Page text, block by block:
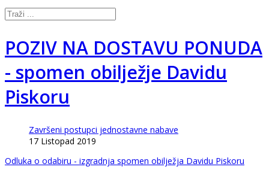
POZIV NA DOSTAVU PONUDA
- spomen obilježje Davidu
Piskoru
Završeni postupci jednostavne nabave
17 Listopad 2019
Odluka o odabiru - izgradnja spomen obilježja Davidu Piskoru